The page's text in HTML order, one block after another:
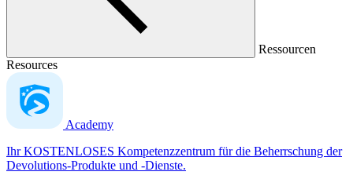
Ressourcen
Resources
Academy
Ihr KOSTENLOSES Kompetenzzentrum für die Beherrschung der
Devolutions-Produkte und -Dienste.